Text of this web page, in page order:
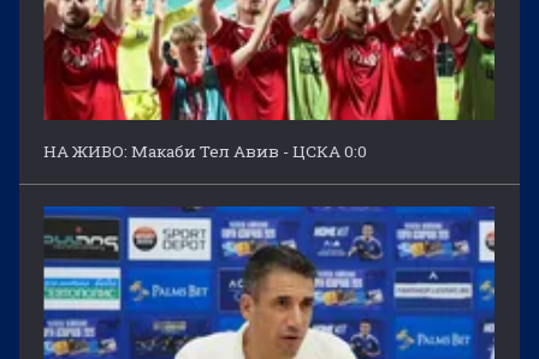
НА ЖИВО: Макаби Тел Авив - ЦСКА 0:0